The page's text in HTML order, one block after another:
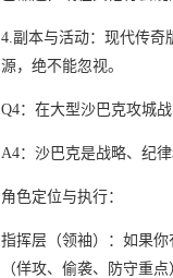
4.副本与活动：现代传奇
源，绝不能忽视。
Q4：在大型沙巴克攻城
A4：沙巴克是战略、纪
角色定位与执行：
指挥层（领袖）：如果
（佯攻、偷袭、防守重